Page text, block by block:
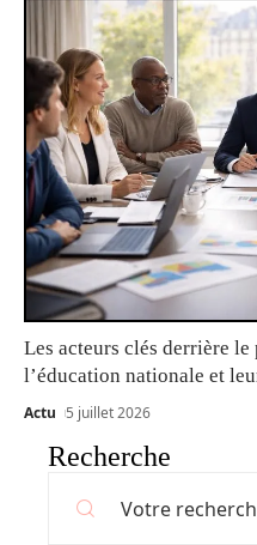
Les acteurs clés derrière
l’éducation nationale et
Actu 5 juillet 2026
Recherche